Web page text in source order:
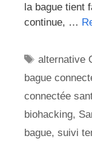
la bague tient
continue, …
Étiquettes
alternative
bague
connectée
biohacking,
bague, suivi